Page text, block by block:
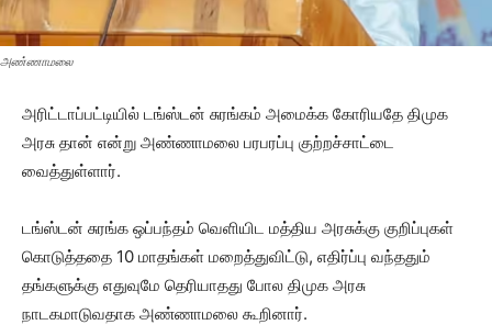
அண்ணாமலை
அரிட்டாப்பட்டியில் டங்ஸ்டன் சுரங்கம் அமைக்க கோரியதே திமுக
அரசு தான் என்று அண்ணாமலை பரபரப்பு குற்றச்சாட்டை
வைத்துள்ளார்.
டங்ஸ்டன் சுரங்க ஒப்பந்தம் வெளியிட மத்திய அரசுக்கு குறிப்புகள்
கொடுத்ததை 10 மாதங்கள் மறைத்துவிட்டு, எதிர்ப்பு வந்ததும்
தங்களுக்கு எதுவுமே தெரியாதது போல திமுக அரசு
நாடகமாடுவதாக அண்ணாமலை கூறினார்.